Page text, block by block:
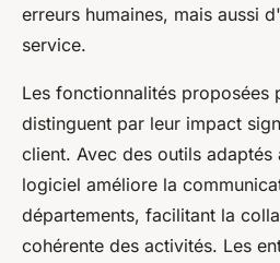
erreurs humaines, mais aussi
service.
Les fonctionnalités proposées
distinguent par leur impact
client. Avec des outils adaptés
logiciel améliore la
départements, facilitant la
cohérente des activités. Les